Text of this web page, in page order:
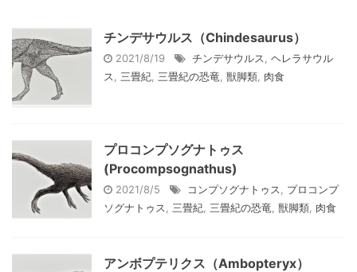
チンデサウルス（Chindesaurus）
2021/8/19 チンデサウルス
ヘレラサウル
ス
三畳紀 三畳紀の恐竜 獣脚類 肉食
プロコンプソグナトゥス
(Procompsognathus)
2021/8/5 コンプソグナトゥス
プロコンプ
ソグナトゥス
三畳紀 三畳紀の恐竜 獣脚類 肉食
アンボプテリクス（Ambopteryx）